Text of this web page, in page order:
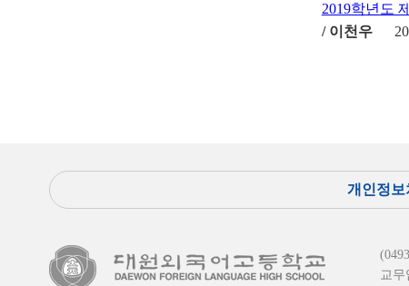
2019학년도
/ 이천우
개인정보
교무